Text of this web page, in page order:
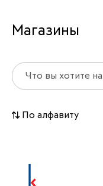
Магазины
По алфавиту